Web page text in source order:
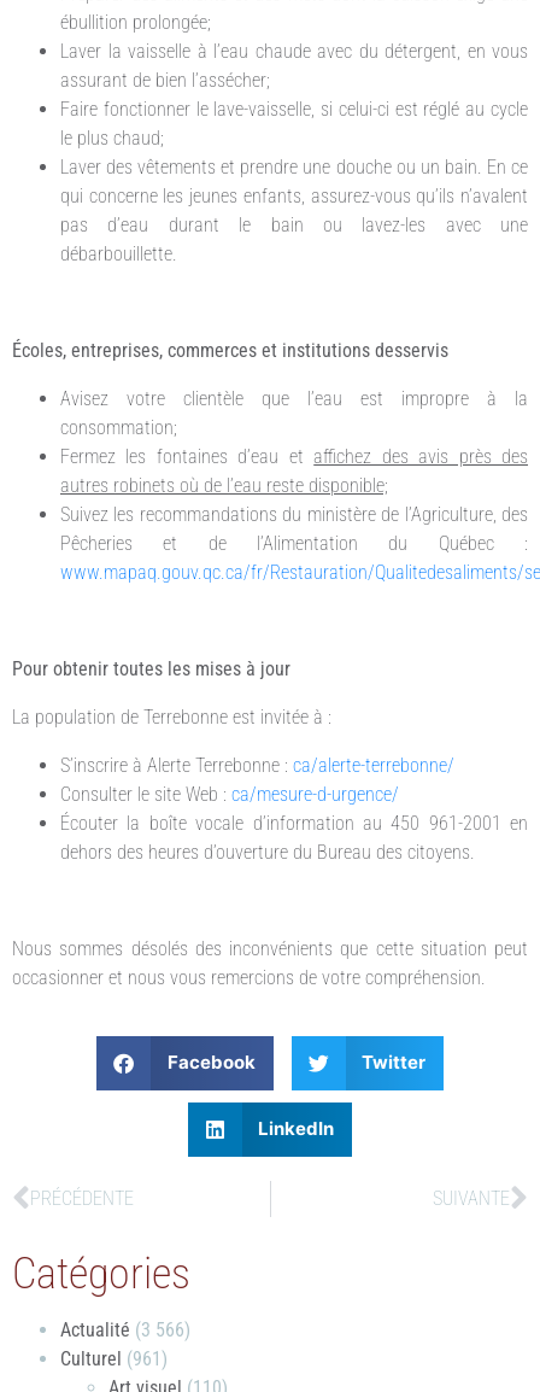
ébullition prolongée;
Laver la vaisselle à l’eau chaude avec du détergent, en vous
assurant de bien l’assécher;
Faire fonctionner le lave-vaisselle, si celui-ci est réglé au cycle
le plus chaud;
Laver des vêtements et prendre une douche ou un bain. En ce
qui concerne les jeunes enfants, assurez-vous qu’ils n’avalent
pas d’eau durant le bain ou lavez-les avec une
débarbouillette.
Écoles, entreprises, commerces et institutions desservis
Avisez votre clientèle que l’eau est impropre à la
consommation;
Fermez les fontaines d’eau etaffichez des avis près des
autres robinets où de l’eau reste disponible;
Suivez les recommandations du ministère de l’Agriculture, des
Pêcheries et de l’Alimentation du Québec :
www.mapaq.gouv.qc.ca/fr/Restauration/Qualitedesaliments/
Pour obtenir toutes les mises à jour
La population de Terrebonne est invitée à :
S’inscrire à Alerte Terrebonne : ca/alerte-terrebonne/
Consulter le site Web : ca/mesure-d-urgence/
Écouter la boîte vocale d’information au 450 961-2001 en
dehors des heures d’ouverture du Bureau des citoyens.
Nous sommes désolés des inconvénients que cette situation peut
occasionner et nous vous remercions de votre compréhension.
Facebook Twitter
LinkedIn
PRÉCÉDENTE SUIVANTE
Catégories
Actualité (3 566)
Culturel (961)
Art visuel (110)